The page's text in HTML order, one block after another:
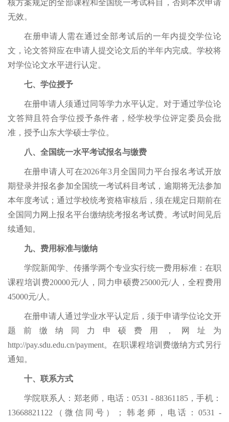
核方案规定的全部课程和全国统一考试科目，否则本次申请
无效。
在册申请人需在通过全部考试后的一年内提交学位论
文，论文答辩应在申请人提交论文后的半年内完成。学校将
对学位论文水平进行认定。
七、学位授予
在册申请人须通过同等学力水平认定。对于通过学位论
文答辩且符合学位授予条件者，经学校学位评定委员会批
准，授予山东大学硕士学位。
八、全国统一水平考试报名与缴费
在册申请人可在2026年3月全国同力平台报名考试开放
期登录并报名参加全国统一考试科目考试，逾期将无法参加
本年度考试；通过学校统考资格审核后，须在规定日期前在
全国同力网上报名平台缴纳统考报名考试费。考试时间见后
续通知。
九、 费用标准与缴纳
学院新闻学、传播学两个专业实行统一费用标准： 在职
课程培训费20000元/人 ，同力申硕费25000元/人
，全程费用
45000元/人 。
在册申请人通过学业水平认定后，须于申请学位论文开
题前缴纳同力申硕费用，网址为
http://pay.sdu.edu.cn/payment。在职课程培训费缴纳方式另行
通知。
十、联系方式
学院联系人：郑老师，电话：0531 - 88361185，手机：
13668821122（微信同号）；韩老师，电话：0531 -